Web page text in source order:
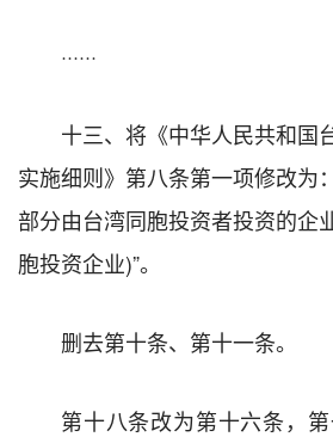
······
十三、将《中华人民共和国
实施细则》第八条第一项修改为
部分由台湾同胞投资者投资的企
胞投资企业)”。
删去第十条、第十一条。
第十八条改为第十六条，